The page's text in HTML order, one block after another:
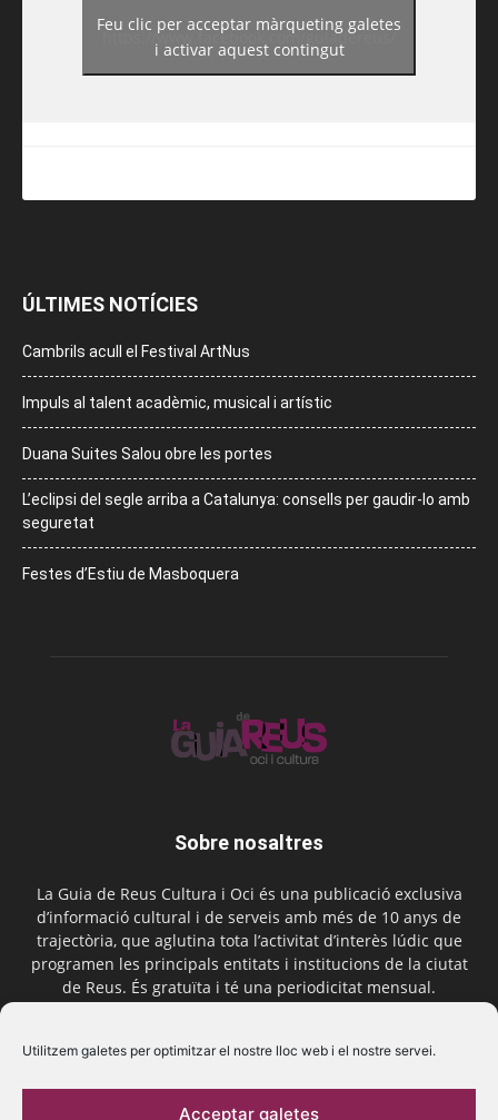
Utilitzem galetes per optimitzar el nostre lloc web i el nostre servei.
Acceptar galetes
https://www.facebook.com/guiadereus/
Feu clic per acceptar màrqueting galetes
i activar aquest contingut
ÚLTIMES NOTÍCIES
Cambrils acull el Festival ArtNus
Impuls al talent acadèmic, musical i artístic
Duana Suites Salou obre les portes
L’eclipsi del segle arriba a Catalunya: consells per gaudir-lo amb
seguretat
Festes d’Estiu de Masboquera
Sobre nosaltres
La Guia de Reus Cultura i Oci és una publicació exclusiva
d’informació cultural i de serveis amb més de 10 anys de
trajectòria, que aglutina tota l’activitat d’interès lúdic que
programen les principals entitats i institucions de la ciutat
de Reus. És gratuïta i té una periodicitat mensual.